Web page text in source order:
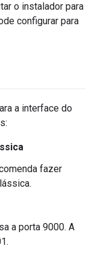
o instalador para
configurar para
a interface do
fazer
a porta 9000. A